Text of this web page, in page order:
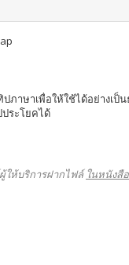
ษาเพื่อให้ใช้ได้อย่างเป็
ระโยคได้
ให้บริการฝากไฟล์ ในหนังสื